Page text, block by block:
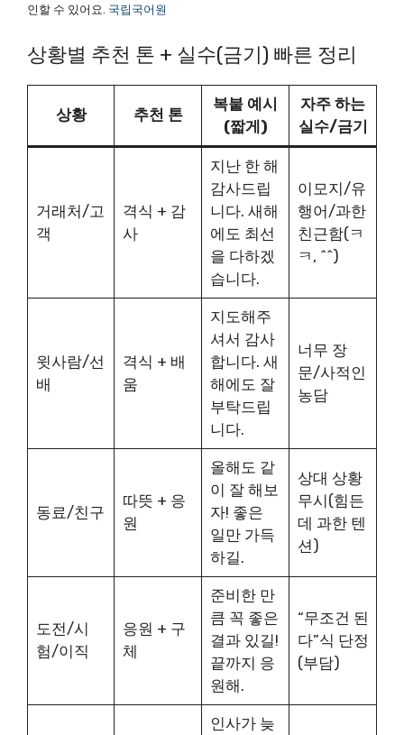
인할 수 있어요. 국립국어원
상황별 추천 톤 + 실수(금기) 빠른 정리
상황 추천 톤
복붙 예시
(짧게)
자주 하는
실수/금기
거래처/고
객
격식 + 감
사
지난 한 해
감사드립
니다. 새해
에도 최선
을 다하겠
습니다.
이모지/유
행어/과한
친근함(ㅋ
ㅋ, ^^)
윗사람/선
배
격식 + 배
움
지도해주
셔서 감사
합니다. 새
해에도 잘
부탁드립
니다.
너무 장
문/사적인
농담
동료/친구
따뜻 + 응
원
올해도 같
이 잘 해보
자! 좋은
일만 가득
하길.
상대 상황
무시(힘든
데 과한 텐
션)
도전/시
험/이직
응원 + 구
체
준비한 만
큼 꼭 좋은
결과 있길!
끝까지 응
원해.
“무조건 된
다”식 단정
(부담)
인사가 늦